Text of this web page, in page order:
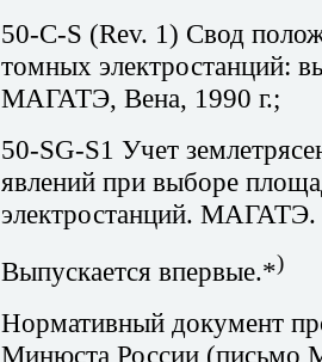
50-C-S (Rev. 1) Свод
томных электростанций:
МАГАТЭ, Вена, 1990 г.;
50-SG-S1 Учет
явлений при выборе
электростанций. МАГАТЭ.
Выпускается впервые.*)
Нормативный документ
Минюста России (письмо